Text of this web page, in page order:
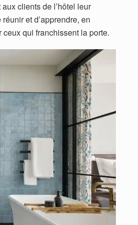
clients de l’hôtel leur
et d’apprendre, en
qui franchissent la porte.